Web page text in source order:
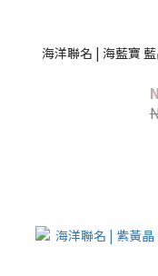
海洋聯名 | 海藍寶